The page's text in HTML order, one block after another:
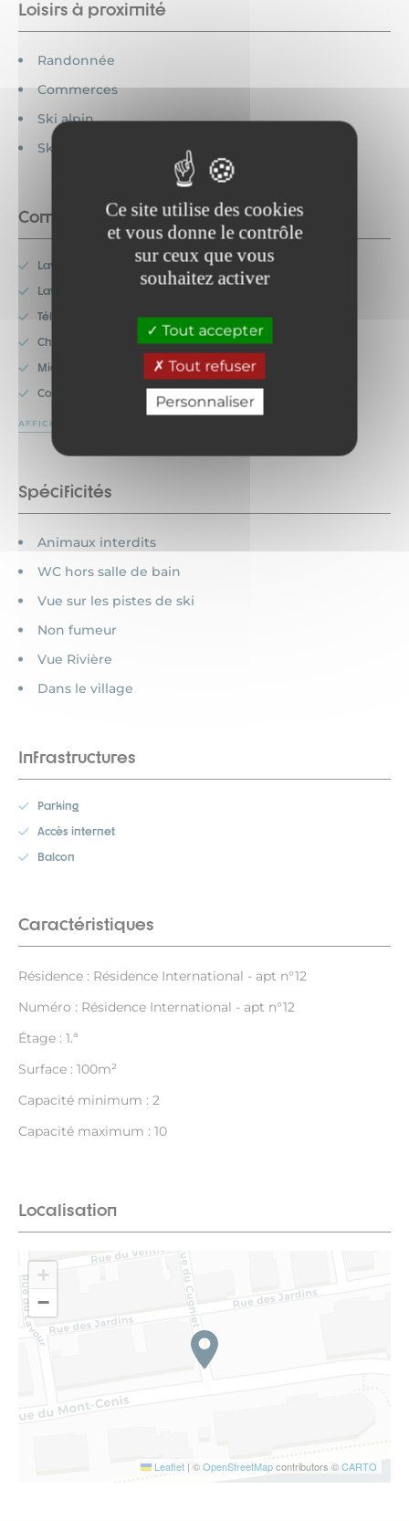
Ce site utilise des cookies
et vous donne le contrôle
sur ceux que vous
souhaitez activer
Tout accepter
Tout refuser
Personnaliser
Loisirs à proximité
Randonnée
Commerces
Ski alpin
Ski de fond
Commodités
Lave-linge
Lave-vaisselle
Télévision
Chauffage
Micro-onde
Congélateur
AFFICHER PLUS
Spécificités
Animaux interdits
WC hors salle de bain
Vue sur les pistes de ski
Non fumeur
Vue Rivière
Dans le village
Infrastructures
Parking
Accès internet
Balcon
Caractéristiques
Résidence : Résidence International - apt n°12
Numéro : Résidence International - apt n°12
Étage : 1.ª
Surface : 100m²
Capacité minimum : 2
Capacité maximum : 10
Localisation
+
−
Leaflet | ©OpenStreetMapcontributors ©CARTO